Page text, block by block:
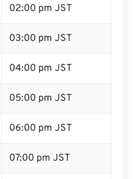
02:00 pm JST
03:00 pm JST
04:00 pm JST
05:00 pm JST
06:00 pm JST
07:00 pm JST